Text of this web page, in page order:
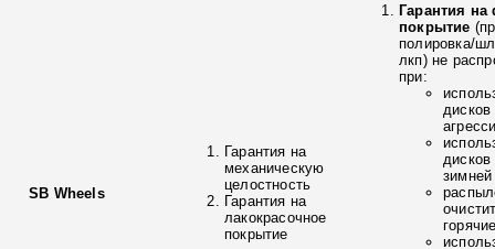
SB Wheels
Гарантия на
механическую
целостность
Гарантия на
лакокрасочное
покрытие
Гарантия
покрытие
полировка/
лкп) не
при:
зимней